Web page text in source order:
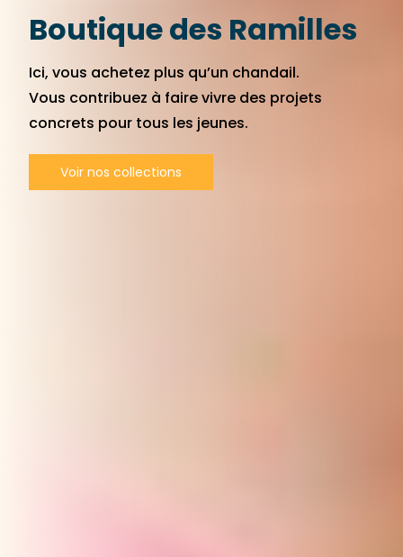
Boutique des Ramilles
Ici, vous achetez plus qu’un chandail.
Vous contribuez à faire vivre des projets
concrets pour tous les jeunes.
Voir nos collections